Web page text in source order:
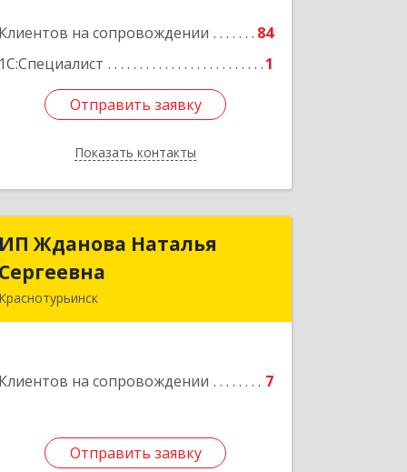
Клиентов на сопровождении
84
1С:Специалист
1
Отправить заявку
Показать контакты
Отправить заявку
Назад
ИП Жданова Наталья
Сергеевна
Краснотурьинск
Клиентов на сопровождении 7
Отправить заявку
ИП Жданова Наталья
Отправить заявку